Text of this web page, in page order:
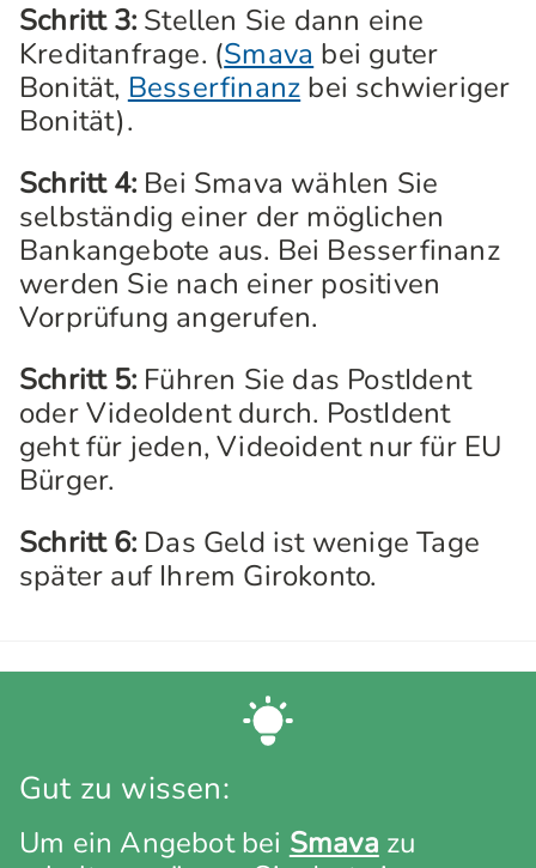
Schritt 3: Stellen Sie dann eine
Kreditanfrage. (Smava bei guter
Bonität, Besserfinanz bei schwieriger
Bonität).
Schritt 4: Bei Smava wählen Sie
selbständig einer der möglichen
Bankangebote aus. Bei Besserfinanz
werden Sie nach einer positiven
Vorprüfung angerufen.
Schritt 5: Führen Sie das PostIdent
oder VideoIdent durch. PostIdent
geht für jeden, Videoident nur für EU
Bürger.
Schritt 6: Das Geld ist wenige Tage
später auf Ihrem Girokonto.
Gut zu wissen:
Um ein Angebot bei Smava zu